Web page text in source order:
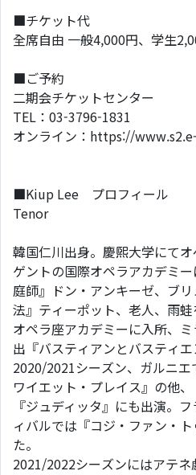
■チケット代
全席自由 一般4,000円、学生
■ご予約
二期会チケットセンター
TEL：03-3796-1831
オンライン：https://
■Kiup Lee プロフィール
Tenor
韓国仁川出身。慶煕大学にて
ゲントの国際オペラアカデミ
庭師』ドン・アンキーゼ、ブ
法』ティーポット、老人、雨
オペラ座アカデミーに入所、
出『バスティアンとバスティエ
2020/2021シーズン、ガルニ
ワイエット・プレイス』の他、
『ジュディッタ』にも出演。
ィバルでは『コジ・ファン・
た。
2021/2022シーズンにはアテ